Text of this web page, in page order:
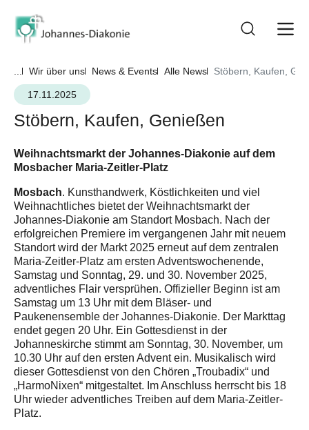
... Wir über uns News & Events Alle News
Stöbern, Kaufen,
17.11.2025
Stöbern, Kaufen, Genießen
Weihnachtsmarkt der Johannes-Diakonie auf dem
Mosbacher Maria-Zeitler-Platz
Mosbach. Kunsthandwerk, Köstlichkeiten und viel
Weihnachtliches bietet der Weihnachtsmarkt der
Johannes-Diakonie am Standort Mosbach. Nach der
erfolgreichen Premiere im vergangenen Jahr mit neuem
Standort wird der Markt 2025 erneut auf dem zentralen
Maria-Zeitler-Platz am ersten Adventswochenende,
Samstag und Sonntag, 29. und 30. November 2025,
adventliches Flair versprühen. Offizieller Beginn ist am
Samstag um 13 Uhr mit dem Bläser- und
Paukenensemble der Johannes-Diakonie. Der Markttag
endet gegen 20 Uhr. Ein Gottesdienst in der
Johanneskirche stimmt am Sonntag, 30. November, um
10.30 Uhr auf den ersten Advent ein. Musikalisch wird
dieser Gottesdienst von den Chören „Troubadix“ und
„HarmoNixen“ mitgestaltet. Im Anschluss herrscht bis 18
Uhr wieder adventliches Treiben auf dem Maria-Zeitler-
Platz.